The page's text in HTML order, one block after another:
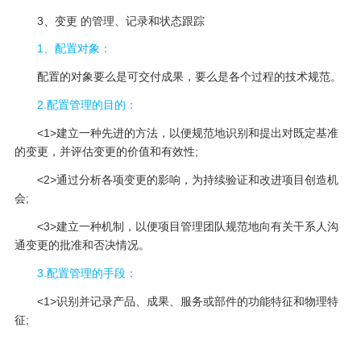
3、变更 的管理、记录和状态跟踪
1、配置对象：
配置的对象要么是可交付成果，要么是各个过程的技术规范。
2.配置管理的目的：
<1>建立一种先进的方法，以便规范地识别和提出对既定基准
的变更，并评估变更的价值和有效性;
<2>通过分析各项变更的影响，为持续验证和改进项目创造机
会;
<3>建立一种机制，以便项目管理团队规范地向有关干系人沟
通变更的批准和否决情况。
3.配置管理的手段：
<1>识别并记录产品、成果、服务或部件的功能特征和物理特
征;